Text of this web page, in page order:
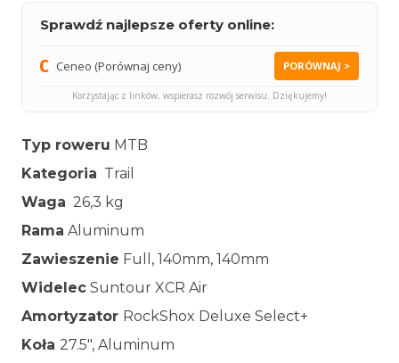
Sprawdź najlepsze oferty online:
Ceneo (Porównaj ceny) PORÓWNAJ >
Korzystając z linków, wspierasz rozwój serwisu. Dziękujemy!
Typ roweru MTB
Kategoria Trail
Waga 26,3 kg
Rama Aluminum
Zawieszenie Full, 140mm, 140mm
Widelec Suntour XCR Air
Amortyzator RockShox Deluxe Select+
Koła 27.5″, Aluminum